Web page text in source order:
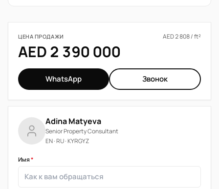
ЦЕНА ПРОДАЖИ AED 2 808 / ft²
AED 2 390 000
WhatsApp Звонок
Adina Matyeva
Senior Property Consultant
EN · RU · KYRGYZ
Имя*